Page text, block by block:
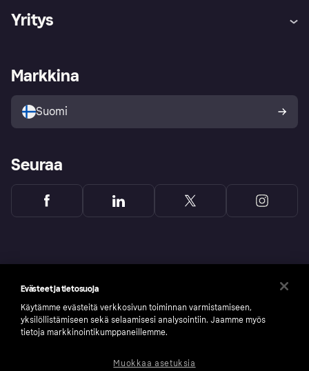
Ohje
Kirjaudu sisään
Tutustu kauppoihin
Ostajan turva
Yritys
Kirjaudu sisään yrityksenä
Markkina
Suomi
Seuraa
Evästeet ja tietosuoja
Käytämme evästeitä verkkosivun toiminnan varmistamiseen,
yksilöllistämiseen sekä selaamisesi analysointiin. Jaamme myös
tietoja markkinointikumppaneillemme.
Muokkaa asetuksia